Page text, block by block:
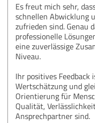
Es freut mich sehr,
schnellen Abwicklung
zufrieden sind. Genau
professionelle
eine zuverlässige
Niveau.
Ihr positives Feedback
Wertschätzung und
Orientierung für
Qualität,
Ansprechpartner sind.